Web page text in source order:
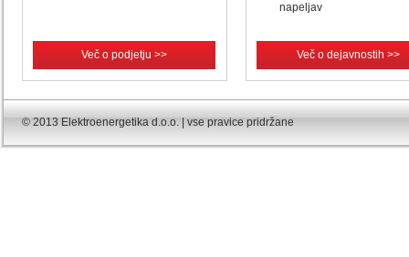
Več o podjetju >>
napeljav
Več o dejavnostih >>
© 2013 Elektroenergetika d.o.o. | vse pravice pridržane